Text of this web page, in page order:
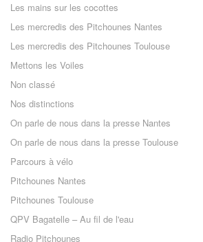
Les mains sur les cocottes
Les mercredis des Pitchounes Nantes
Les mercredis des Pitchounes Toulouse
Mettons les Voiles
Non classé
Nos distinctions
On parle de nous dans la presse Nantes
On parle de nous dans la presse Toulouse
Parcours à vélo
Pitchounes Nantes
Pitchounes Toulouse
QPV Bagatelle – Au fil de l'eau
Radio Pitchounes